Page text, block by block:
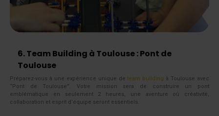
6. Team Building à Toulouse : Pont de
Toulouse
Préparez-vous à une expérience unique deteam building à Toulouse avec
“Pont de Toulouse”. Votre mission sera de construire un pont
emblématique en seulement 2 heures, une aventure où créativité,
collaboration et esprit d’équipe seront essentiels.